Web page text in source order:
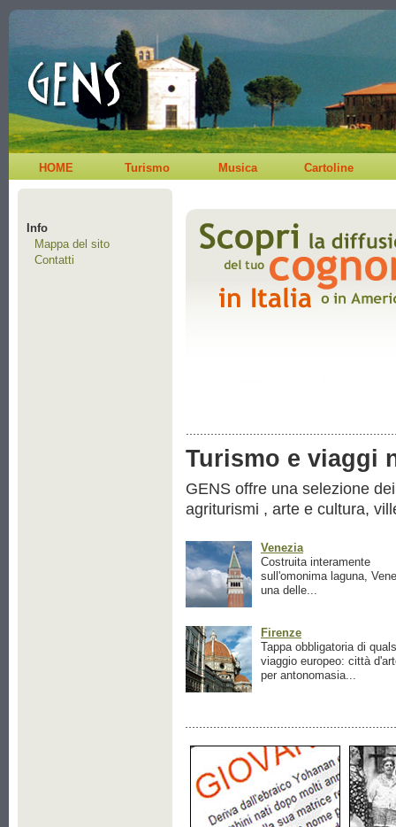
HOME Turismo Musica Cartoline
Info
Mappa del sito
Contatti
Turismo e viaggi
GENS offre una selezione
agriturismi , arte e cultura,
Venezia
Costruita interamente
sull'omonima laguna,
una delle...
Firenze
Tappa obbligatoria di
viaggio europeo: città
per antonomasia...